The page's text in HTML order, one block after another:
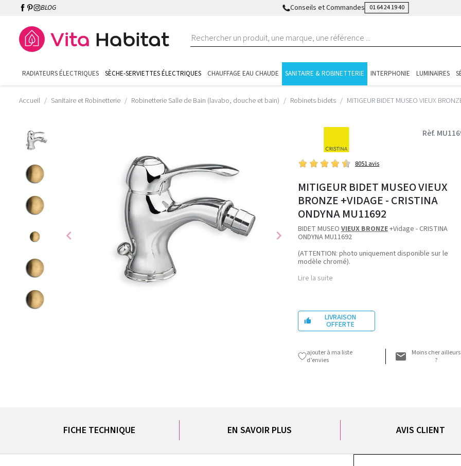
BLOG Conseils et Commandes 01 64 24 19 40
RADIATEURS ÉLECTRIQUES SÈCHE-SERVIETTES ÉLECTRIQUES CHAUFFAGE EAU CHAUDE SANITAIRE & ROBINETTERIE INTERPHONIE LUMINAIRES
Accueil Sanitaire et Robinetterie Robinetterie Salle de Bain (lavabo, douche et bain) Robinets bidets MITIGEUR BIDET MUSEO VIEUX
chevron_left chevron_right
Rèf.
8051 avis
MITIGEUR BIDET MUSEO VIEUX
BRONZE +VIDAGE - CRISTINA
ONDYNA MU11692
BIDET MUSEO VIEUX BRONZE+Vidage - CRISTINA
ONDYNA MU11692
(ATTENTION: photo uniquement disponible sur le
modèle chromé).
Lire la suite
 LIVRAISON
OFFERTE
ajouter à ma liste
d’envies
Moins cher ailleurs
?
FICHE TECHNIQUE EN SAVOIR PLUS AVIS CLIENT